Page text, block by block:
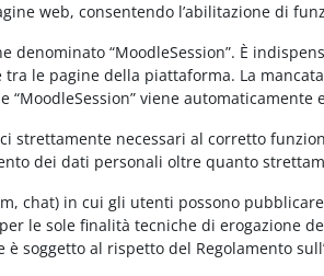
web, consentendo l’abilitazione di
denominato “MoodleSession”. È
le pagine della piattaforma. La
viene automaticamente
strettamente necessari al corretto
dei dati personali oltre quanto
chat) in cui gli utenti possono
le sole finalità tecniche di erogazione
al rispetto del Regolamento